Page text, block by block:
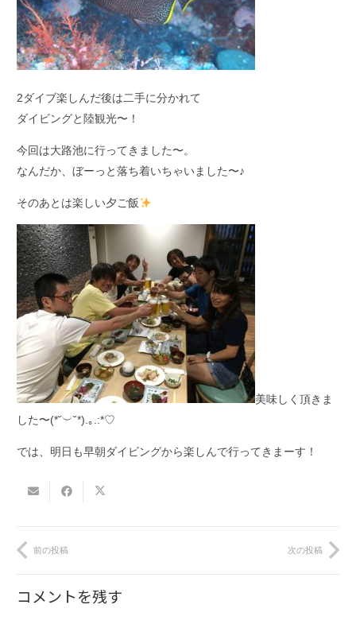
2ダイブ楽しんだ後は二手に分かれて
ダイビングと陸観光〜！
今回は大路池に行ってきました〜。
なんだか、ぼーっと落ち着いちゃいました〜♪
そのあとは楽しい夕ご飯
美味しく頂きま
した〜(*˘︶˘*).｡.:*♡
では、明日も早朝ダイビングから楽しんで行ってきまーす！
前の投稿 次の投稿
コメントを残す